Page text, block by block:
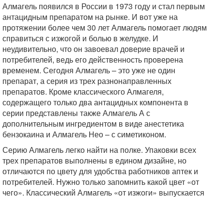
Алмагель появился в России в 1973 году и стал первым
антацидным препаратом на рынке. И вот уже на
протяжении более чем 30 лет Алмагель помогает людям
справиться с изжогой и болью в желудке. И
неудивительно, что он завоевал доверие врачей и
потребителей, ведь его действенность проверена
временем. Сегодня Алмагель – это уже не один
препарат, а серия из трех разнонаправленных
препаратов. Кроме классического Алмагеля,
содержащего только два антацидных компонента в
серии представлены также Алмагель А с
дополнительным ингредиентом в виде анестетика
бензокаина и Алмагель Нео – с симетиконом.
Серию Алмагель легко найти на полке. Упаковки всех
трех препаратов выполнены в едином дизайне, но
отличаются по цвету для удобства работников аптек и
потребителей. Нужно только запомнить какой цвет «от
чего». Классический Алмагель «от изжоги» выпускается